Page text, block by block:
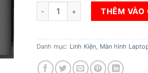
Thay màn hình HP 14-bf116 số
THÊM VÀO
Danh mục: Linh Kiện Màn hình